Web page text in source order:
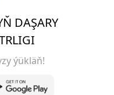
DAŞARY
ýükläň!